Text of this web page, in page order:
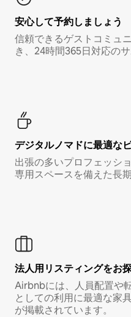
安心して予約しましょう
信頼できるゲストコミュ
き、24時間365日対応の
デジタルノマド⁠に最⁠適⁠な
出張の多いプロフェッシ
専用スペースを備えた長
法人用リスティングをお
Airbnbには、人員配置や
としての利用に最適な家
が掲載されています。